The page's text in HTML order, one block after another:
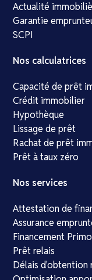
Actualité
Garantie
SCPI
Nos calculatrices
Capacité de prêt
Crédit immobilier
Hypothèque
Lissage de prêt
Rachat de prêt
Prêt à taux zéro
Nos services
Attestation de
Assurance
Financement
Prêt relais
Délais d'obtention